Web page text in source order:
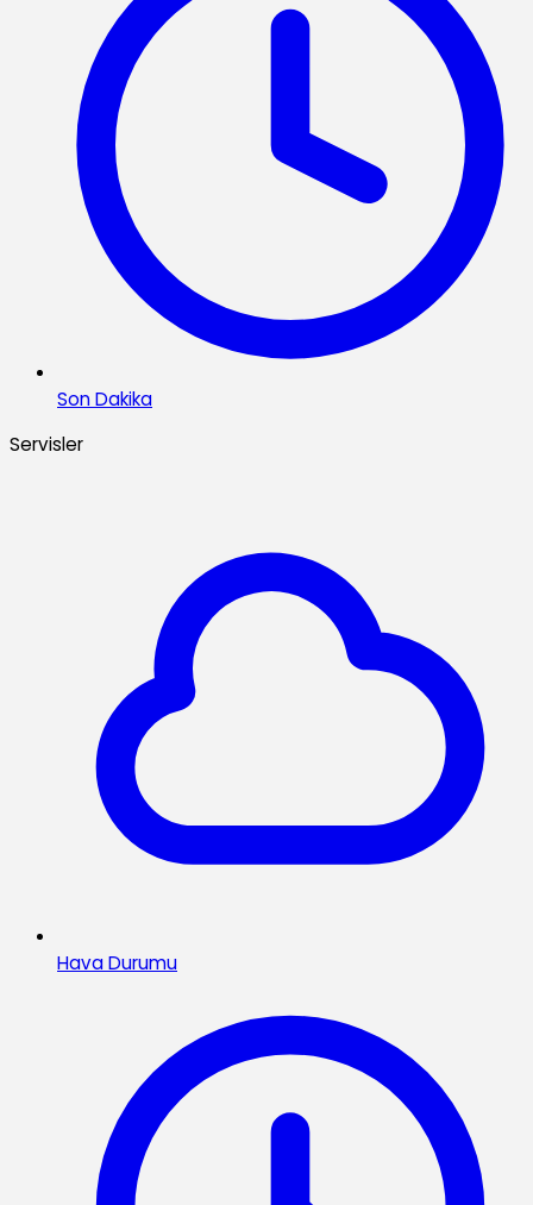
Son Dakika
Servisler
Hava Durumu